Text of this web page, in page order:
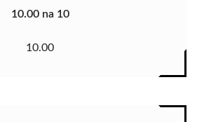
10.00 na 10
10.00